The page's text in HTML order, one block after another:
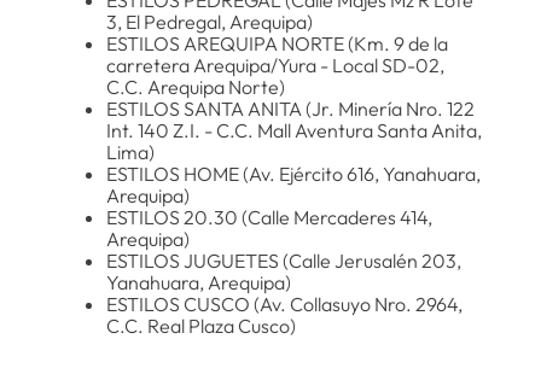
3, El Pedregal, Arequipa)
ESTILOS AREQUIPA NORTE (Km. 9 de la
carretera Arequipa/Yura - Local SD-02,
C.C. Arequipa Norte)
ESTILOS SANTA ANITA (Jr. Minería Nro. 122
Int. 140 Z.I. - C.C. Mall Aventura Santa Anita,
Lima)
ESTILOS HOME (Av. Ejército 616, Yanahuara,
Arequipa)
ESTILOS 20.30 (Calle Mercaderes 414,
Arequipa)
ESTILOS JUGUETES (Calle Jerusalén 203,
Yanahuara, Arequipa)
ESTILOS CUSCO (Av. Collasuyo Nro. 2964,
C.C. Real Plaza Cusco)